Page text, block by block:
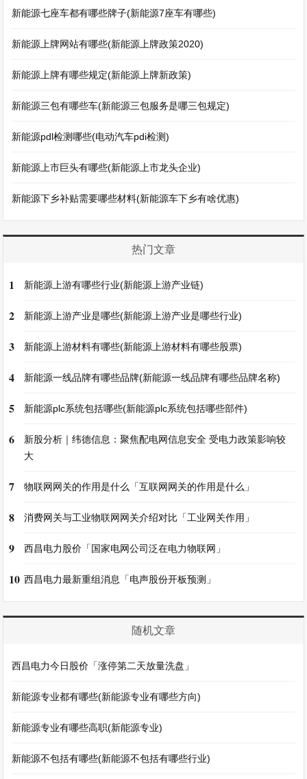
新能源七座车都有哪些牌子(新能源7座车有哪些)
新能源上牌网站有哪些(新能源上牌政策2020)
新能源上牌有哪些规定(新能源上牌新政策)
新能源三包有哪些车(新能源三包服务是哪三包规定)
新能源pdl检测哪些(电动汽车pdi检测)
新能源上市巨头有哪些(新能源上市龙头企业)
新能源下乡补贴需要哪些材料(新能源车下乡有啥优惠)
热门文章
1 新能源上游有哪些行业(新能源上游产业链)
2 新能源上游产业是哪些(新能源上游产业是哪些行业)
3 新能源上游材料有哪些(新能源上游材料有哪些股票)
4 新能源一线品牌有哪些品牌(新能源一线品牌有哪些品牌名称)
5 新能源plc系统包括哪些(新能源plc系统包括哪些部件)
6
新股分析｜纬德信息：聚焦配电网信息安全 受电力政策影响较
大
7 物联网网关的作用是什么「互联网网关的作用是什么」
8 消费网关与工业物联网网关介绍对比「工业网关作用」
9 西昌电力股价「国家电网公司泛在电力物联网」
10 西昌电力最新重组消息「电声股份开板预测」
随机文章
西昌电力今日股价「涨停第二天放量洗盘」
新能源专业都有哪些(新能源专业有哪些方向)
新能源专业有哪些高职(新能源专业)
新能源不包括有哪些(新能源不包括有哪些行业)